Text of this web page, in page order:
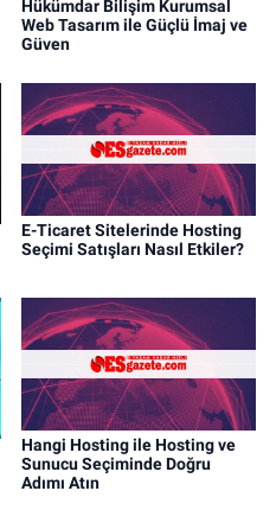
Hükümdar Bilişim Kurumsal
Web Tasarım ile Güçlü İmaj ve
Güven
E-Ticaret Sitelerinde Hosting
Seçimi Satışları Nasıl Etkiler?
Hangi Hosting ile Hosting ve
Sunucu Seçiminde Doğru
Adımı Atın